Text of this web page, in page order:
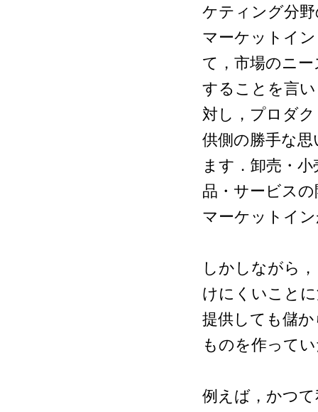
ケティング分
マーケットイ
て，市場のニ
することを言
対し，プロダ
供側の勝手な
ます．卸売・
品・サービス
マーケットイ
しかしながら
けにくいこと
提供しても儲
ものを作って
例えば，かつ